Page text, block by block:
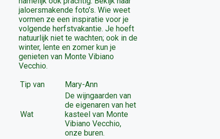
jaloersmakende foto’s. Wie weet
vormen ze een inspiratie voor je
volgende herfstvakantie. Je hoeft
natuurlijk niet te wachten; ook in de
winter, lente en zomer kun je
genieten van Monte Vibiano
Vecchio.
Tip van
Mary-Ann
Wat
De wijngaarden van
de eigenaren van het
kasteel van Monte
Vibiano Vecchio,
onze buren.